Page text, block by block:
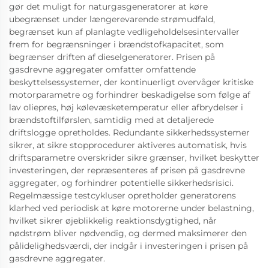
gør det muligt for naturgasgeneratorer at køre
ubegrænset under længerevarende strømudfald,
begrænset kun af planlagte vedligeholdelsesintervaller
frem for begrænsninger i brændstofkapacitet, som
begrænser driften af dieselgeneratorer. Prisen på
gasdrevne aggregater omfatter omfattende
beskyttelsessystemer, der kontinuerligt overvåger kritiske
motorparametre og forhindrer beskadigelse som følge af
lav oliepres, høj kølevæsketemperatur eller afbrydelser i
brændstoftilførslen, samtidig med at detaljerede
driftslogge opretholdes. Redundante sikkerhedssystemer
sikrer, at sikre stopprocedurer aktiveres automatisk, hvis
driftsparametre overskrider sikre grænser, hvilket beskytter
investeringen, der repræsenteres af prisen på gasdrevne
aggregater, og forhindrer potentielle sikkerhedsrisici.
Regelmæssige testcykluser opretholder generatorens
klarhed ved periodisk at køre motorerne under belastning,
hvilket sikrer øjeblikkelig reaktionsdygtighed, når
nødstrøm bliver nødvendig, og dermed maksimerer den
pålidelighedsværdi, der indgår i investeringen i prisen på
gasdrevne aggregater.